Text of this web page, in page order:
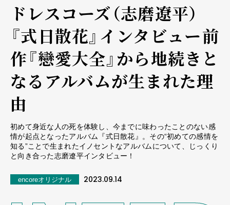
ドレスコーズ（志磨遼平）
『式日散花』インタビュー――前
作『戀愛大全』から地続きと
なるアルバムが生まれた理
由
初めて身近な人の死を体験し、今までに味わったことのない感
情が起点となったアルバム『式日散花』。その“初めての感情を
知る”ことで生まれたイノセントなアルバムについて、じっくり
と向き合った志磨遼平インタビュー！
encoreオリジナル 2023.09.14